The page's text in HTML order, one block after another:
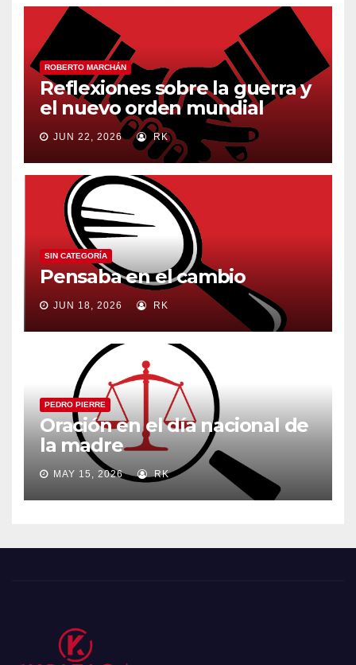
ROBERTO MARCHÁN
Reflexiones sobre la guerra y
el nuevo orden mundial
JUN 22, 2026 RK
SIN CATEGORÍA
Pensaba en el cambio
JUN 18, 2026 RK
PEDRO PIERRE
Oración en el día nacional de
la madre
MAY 15, 2026 RK